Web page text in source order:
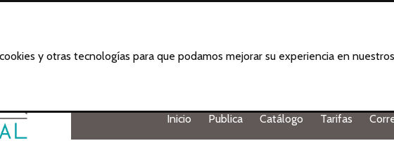
Inicio Publica Catálogo Tarifas
y otras tecnologías para que podamos mejorar su experiencia en